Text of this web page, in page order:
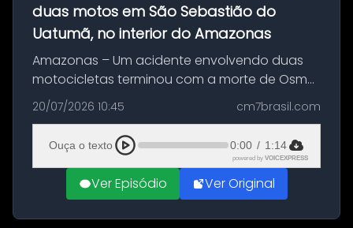
duas motos em São Sebastião do
Uatumã, no interior do Amazonas
Amazonas – Um acidente envolvendo duas
motocicletas terminou com a morte de Osmar
Figueiredo de Souza, de 38 anos, no município
de São Sebastião do Uatumã, no interior do
Amazonas. A colisão ocorreu n...
20/07/2026 10:45 cm7brasil.com
Ouça o texto 0:00 / 1:14
powered by VOICEXPRESS
Ver Episódio Ver Original